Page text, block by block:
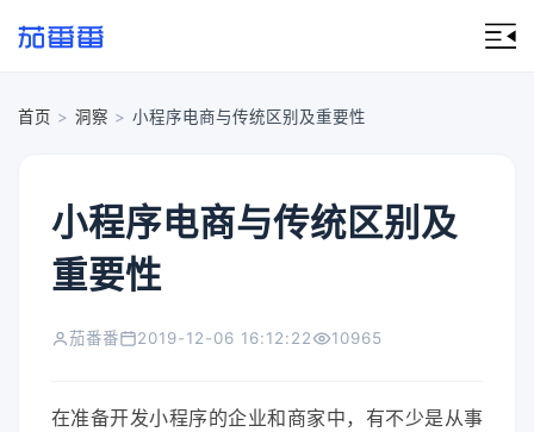
首页 > 洞察 > 小程序电商与传统区别及重要性
小程序电商与传统区别及
重要性
茄番番 2019-12-06 16:12:22 10965
在准备开发小程序的企业和商家中，有不少是从事